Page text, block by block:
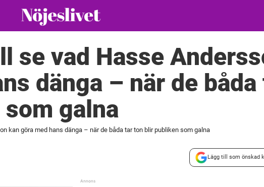
se vad Hasse
dänga – när de båda
galna
kan göra med hans dänga – när de båda tar ton blir publiken som galna
Lägg till som önskad